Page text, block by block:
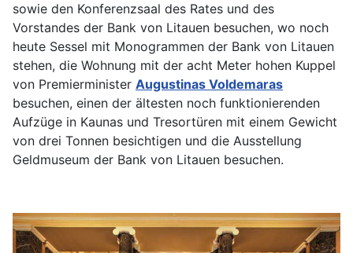
sowie den Konferenzsaal des Rates und des
Vorstandes der Bank von Litauen besuchen, wo noch
heute Sessel mit Monogrammen der Bank von Litauen
stehen, die Wohnung mit der acht Meter hohen Kuppel
von Premierminister Augustinas Voldemaras
besuchen, einen der ältesten noch funktionierenden
Aufzüge in Kaunas und Tresortüren mit einem Gewicht
von drei Tonnen besichtigen und die Ausstellung
Geldmuseum der Bank von Litauen besuchen.